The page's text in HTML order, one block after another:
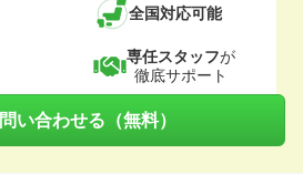
全国対応可能
専任スタッフが
徹底サポート
問い合わせる（無料）